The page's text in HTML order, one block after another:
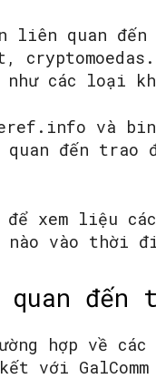
liên quan
các loại
và
đến trao
xem liệu
nào vào thời
đến
hợp về
với